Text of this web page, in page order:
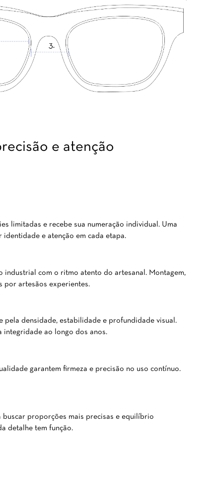
e atenção
limitadas e recebe sua numeração individual. Uma
e atenção em cada etapa.
industrial com o ritmo atento do artesanal. Montagem,
por artesãos experientes.
pela densidade, estabilidade e profundidade visual.
integridade ao longo dos anos.
garantem firmeza e precisão no uso contínuo.
buscar proporções mais precisas e equilíbrio
detalhe tem função.